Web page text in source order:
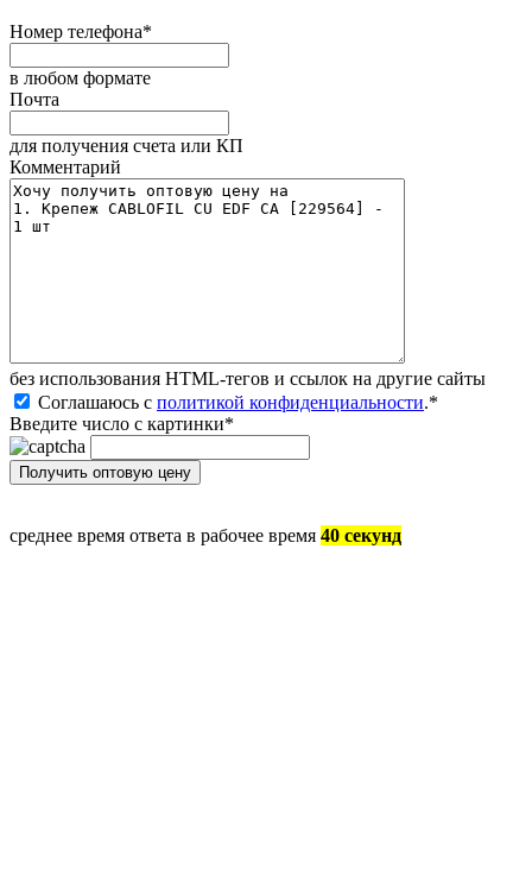
Номер телефона*
в любом формате
Почта
для получения счета или КП
Комментарий
без иcпользования HTML-тегов и ссылок на другие сайты
Соглашаюсь с политикой конфиденциальности.*
Введите число с картинки*
среднее время ответа в рабочее время 40 секунд